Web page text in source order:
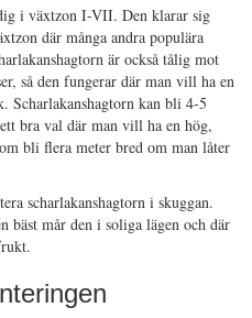
i växtzon I-VII. Den klarar sig
där många andra populära
är också tålig mot
så den fungerar där man vill ha en
Scharlakanshagtorn kan bli 4-5
bra val där man vill ha en hög,
bli flera meter bred om man låter
scharlakanshagtorn i skuggan.
bäst mår den i soliga lägen och där